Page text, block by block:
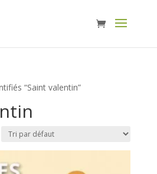
“Saint valentin”